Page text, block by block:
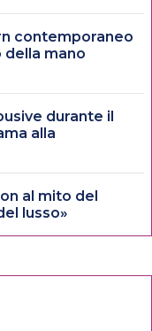
contemporaneo
mano
durante il
alla
al mito del
lusso»